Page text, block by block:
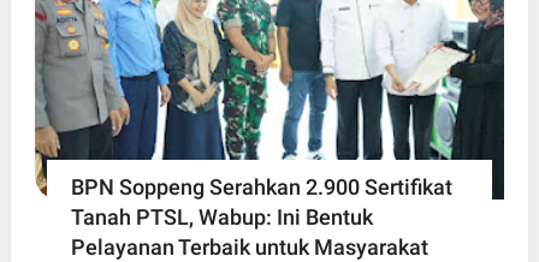
BPN Soppeng Serahkan 2.900 Sertifikat
Tanah PTSL, Wabup: Ini Bentuk
Pelayanan Terbaik untuk Masyarakat